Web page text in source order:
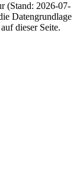
(Stand: 2026-07-
Datengrundlage
dieser Seite.